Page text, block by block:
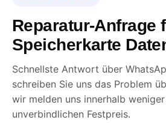
Reparatur-Anfrage
Speicherkarte
Schnellste Antwort über
schreiben Sie uns das Problem
wir melden uns innerhalb
unverbindlichen Festpreis.